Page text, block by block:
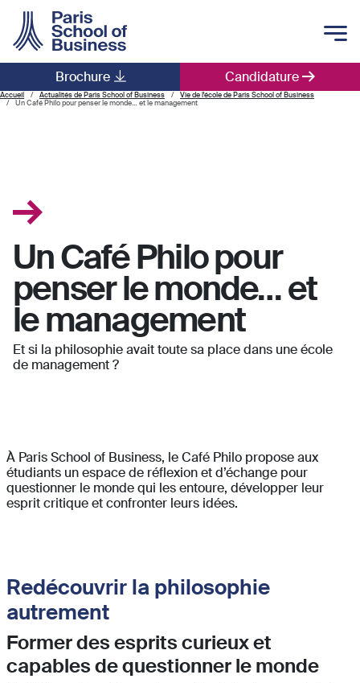
Candidature
Brochure
Main navigation
Accueil Actualités de Paris School of Business
Vie de l'école de Paris School of Business
Un Café Philo pour penser le monde… et le management
Un Café Philo pour
penser le monde… et
le management
Et si la philosophie avait toute sa place dans une école
de management ?
À Paris School of Business, le Café Philo propose aux
étudiants un espace de réflexion et d’échange pour
questionner le monde qui les entoure, développer leur
esprit critique et confronter leurs idées.
Redécouvrir la philosophie
autrement
Former des esprits curieux et
capables de questionner le monde